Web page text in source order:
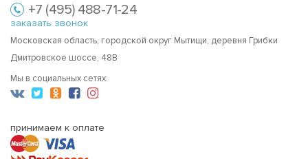
+7 (495) 488-71-24
заказать звонок
Московская область, городской округ Мытищи, деревня Грибки
Дмитровское шоссе, 48В
Мы в социальных сетях:
принимаем к оплате